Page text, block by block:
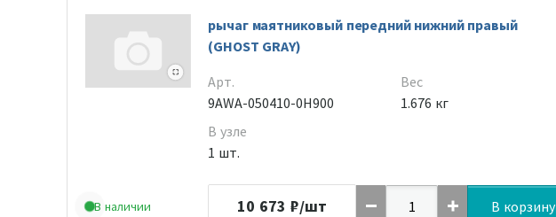
В наличии
рычаг маятниковый передний нижний правый
(GHOST GRAY)
Арт.
9AWA-050410-0H900
В узле
1 шт.
Вес
1.676 кг
10 673 ₽/шт В корзину